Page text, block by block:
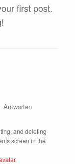
first post.
Antworten
and deleting
screen in the
.